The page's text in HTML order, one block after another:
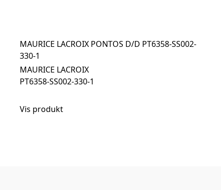
MAURICE LACROIX PONTOS D/D PT6358-SS002-
330-1
MAURICE LACROIX
PT6358-SS002-330-1
Vis produkt